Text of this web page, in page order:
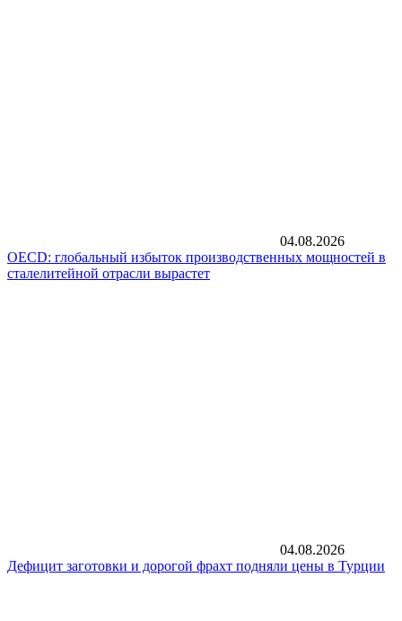
04.08.2026
OECD: глобальный избыток производственных мощностей в
сталелитейной отрасли вырастет
04.08.2026
Дефицит заготовки и дорогой фрахт подняли цены в Турции